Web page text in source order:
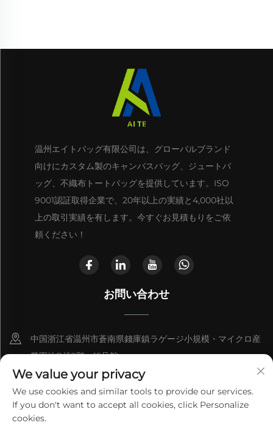
温州エイトバッグ有限公司は、グローバルブランド
向けにカスタム製のキャンバスバッグ、ジュートバ
ッグ、不織布トートバッグを提供しています。ISO
9001認証取得企業で、20年以上の実績と4,000社以
上の取引実績を有します。今すぐお見積もりをご依
頼ください！
お問い合わせ
中国浙江省温州市蒼南県錢庫鎮ラゲージ小規模・マイクロ産
業園地B棟2階、15号館
+86-13868363329
[email protected]
We value your privacy
We use cookies and similar tools to provide our services.
If you don't want to accept all cookies, click Personalize
cookies.